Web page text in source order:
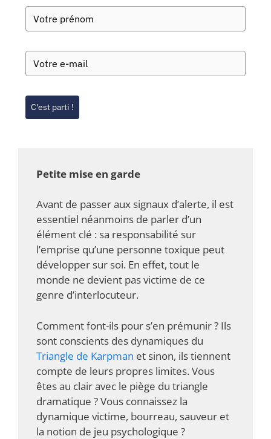
C'est parti !
Petite mise en garde
Avant de passer aux signaux d’alerte, il est
essentiel néanmoins de parler d’un
élément clé : sa responsabilité sur
l’emprise qu’une personne toxique peut
développer sur soi. En effet, tout le
monde ne devient pas victime de ce
genre d’interlocuteur.
Comment font-ils pour s’en prémunir ? Ils
sont conscients des dynamiques du
Triangle de Karpman et sinon, ils tiennent
compte de leurs propres limites. Vous
êtes au clair avec le piège du triangle
dramatique ? Vous connaissez la
dynamique victime, bourreau, sauveur et
la notion de jeu psychologique ?